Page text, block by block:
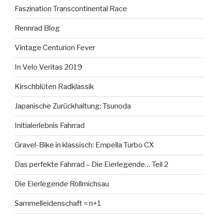
Faszination Transcontinental Race
Rennrad Blog
Vintage Centurion Fever
In Velo Veritas 2019
Kirschblüten Radklassik
Japanische Zurückhaltung: Tsunoda
Initialerlebnis Fahrrad
Gravel-Bike in klassisch: Empella Turbo CX
Das perfekte Fahrrad – Die Eierlegende… Teil 2
Die Eierlegende Rollmichsau
Sammelleidenschaft = n+1